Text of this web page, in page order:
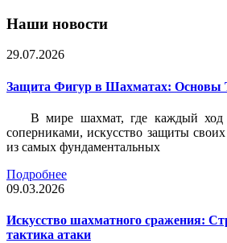
Наши новости
29.07.2026
Защита Фигур в Шахматах: Основы
В мире шахмат, где каждый
соперниками, искусство защиты
из самых фундаментальных
Подробнее
09.03.2026
Искусство шахматного сражения:
тактика атаки